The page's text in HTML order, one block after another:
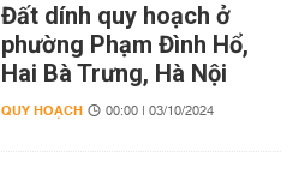
Đất dính quy hoạch ở
phường Phạm Đình Hổ,
Hai Bà Trưng, Hà Nội
QUY HOẠCH 00:00 | 03/10/2024